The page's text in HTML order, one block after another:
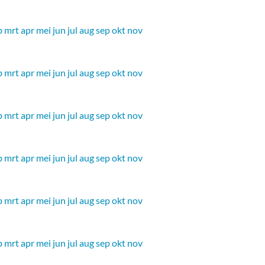
mrtapr mei jun jul augsepokt nov
mrtapr mei jun jul augsepokt nov
mrtapr mei jun jul augsepokt nov
mrtapr mei jun jul augsepokt nov
mrtapr mei jun jul augsepokt nov
mrtapr mei jun jul augsepokt nov